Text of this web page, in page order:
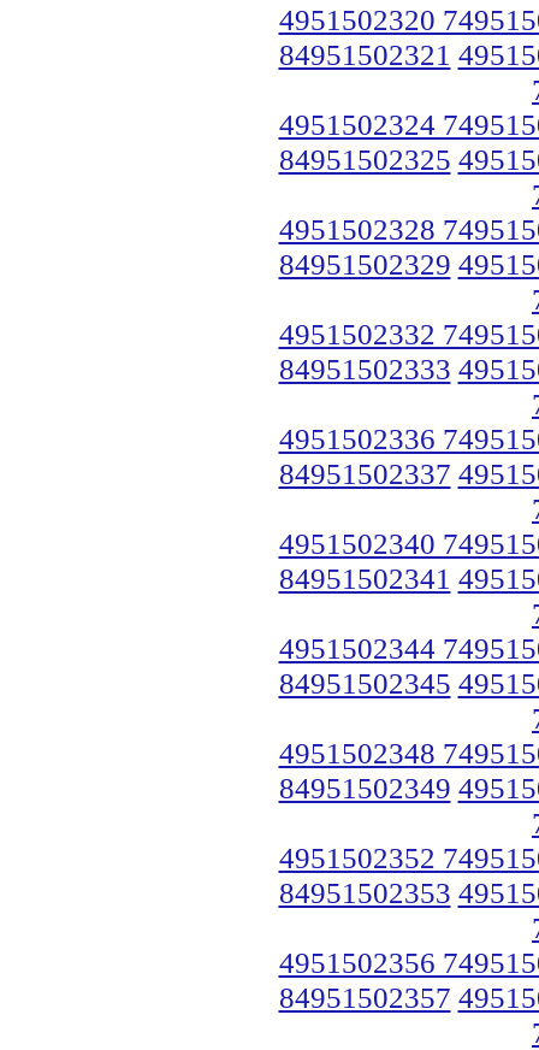
4951502320
84951502321
4951502324
84951502325
4951502328
84951502329
4951502332
84951502333
4951502336
84951502337
4951502340
84951502341
4951502344
84951502345
4951502348
84951502349
4951502352
84951502353
4951502356
84951502357